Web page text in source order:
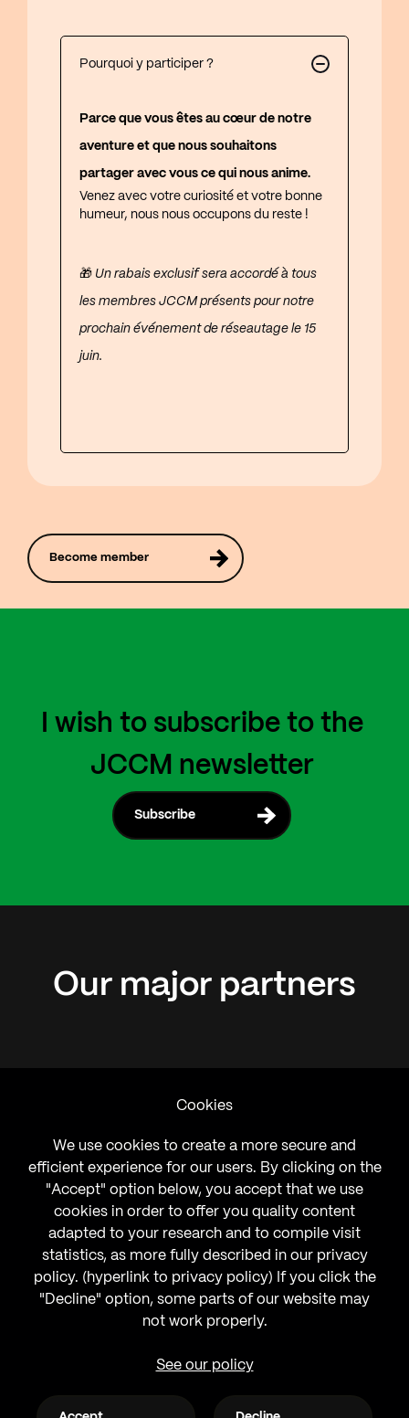
Pourquoi y participer ?
Parce que vous êtes au cœur de notre
aventure et que nous souhaitons
partager avec vous ce qui nous anime.
Venez avec votre curiosité et votre bonne
humeur, nous nous occupons du reste !
🎁 Un rabais exclusif sera accordé à tous
les membres JCCM présents pour notre
prochain événement de réseautage le 15
juin.
Become member
I wish to subscribe to the
JCCM newsletter
Subscribe
Our major partners
Cookies
We use cookies to create a more secure and
efficient experience for our users. By clicking on the
"Accept" option below, you accept that we use
cookies in order to offer you quality content
adapted to your research and to compile visit
statistics, as more fully described in our privacy
policy. (hyperlink to privacy policy) If you click the
"Decline" option, some parts of our website may
not work properly.
See our policy